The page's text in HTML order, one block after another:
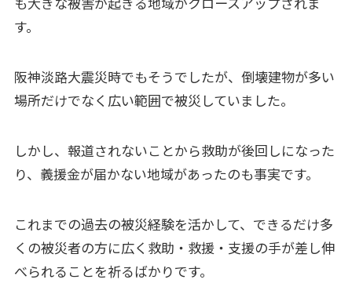
す。
阪神淡路大震災時でもそうでしたが、倒壊建物が多い
場所だけでなく広い範囲で被災していました。
しかし、報道されないことから救助が後回しになった
り、義援金が届かない地域があったのも事実です。
これまでの過去の被災経験を活かして、できるだけ多
くの被災者の方に広く救助・救援・支援の手が差し伸
べられることを祈るばかりです。